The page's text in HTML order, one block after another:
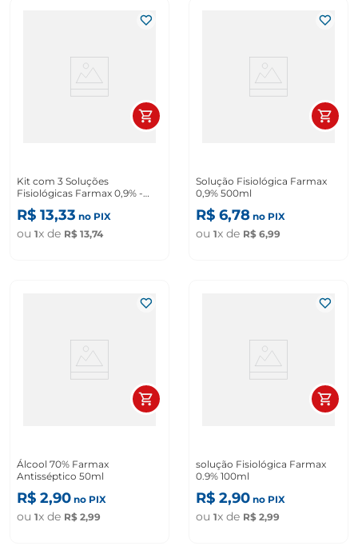
Kit com 3 Soluções
Fisiológicas Farmax 0,9% -
R$ 13,33 no PIX
ou 1x de R$ 13,74
Solução Fisiológica Farmax
0,9% 500ml
R$ 6,78 no PIX
ou 1x de R$ 6,99
Álcool 70% Farmax
Antisséptico 50ml
R$ 2,90 no PIX
ou 1x de R$ 2,99
solução Fisiológica Farmax
0.9% 100ml
R$ 2,90 no PIX
ou 1x de R$ 2,99